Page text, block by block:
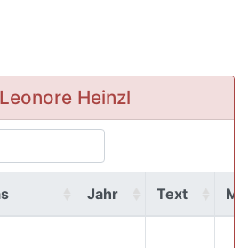
Heinzl
Jahr Text